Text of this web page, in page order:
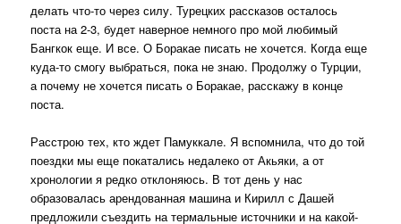
делать что-то через силу. Турецких рассказов осталось
поста на 2-3, будет наверное немного про мой любимый
Бангкок еще. И все. О Боракае писать не хочется. Когда еще
куда-то смогу выбраться, пока не знаю. Продолжу о Турции,
а почему не хочется писать о Боракае, расскажу в конце
поста.
Расстрою тех, кто ждет Памуккале. Я вспомнила, что до той
поездки мы еще покатались недалеко от Акьяки, а от
хронологии я редко отклоняюсь. В тот день у нас
образовалась арендованная машина и Кирилл с Дашей
предложили съездить на термальные источники и на какой-